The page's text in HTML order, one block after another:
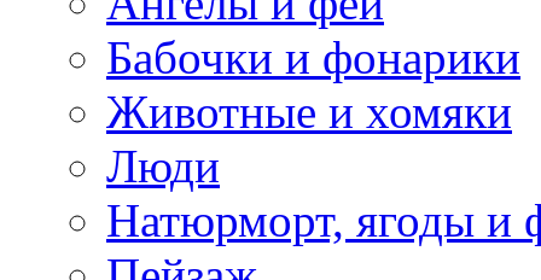
Бабочки и фонарики
Животные и хомяки
Люди
Натюрморт, ягоды и